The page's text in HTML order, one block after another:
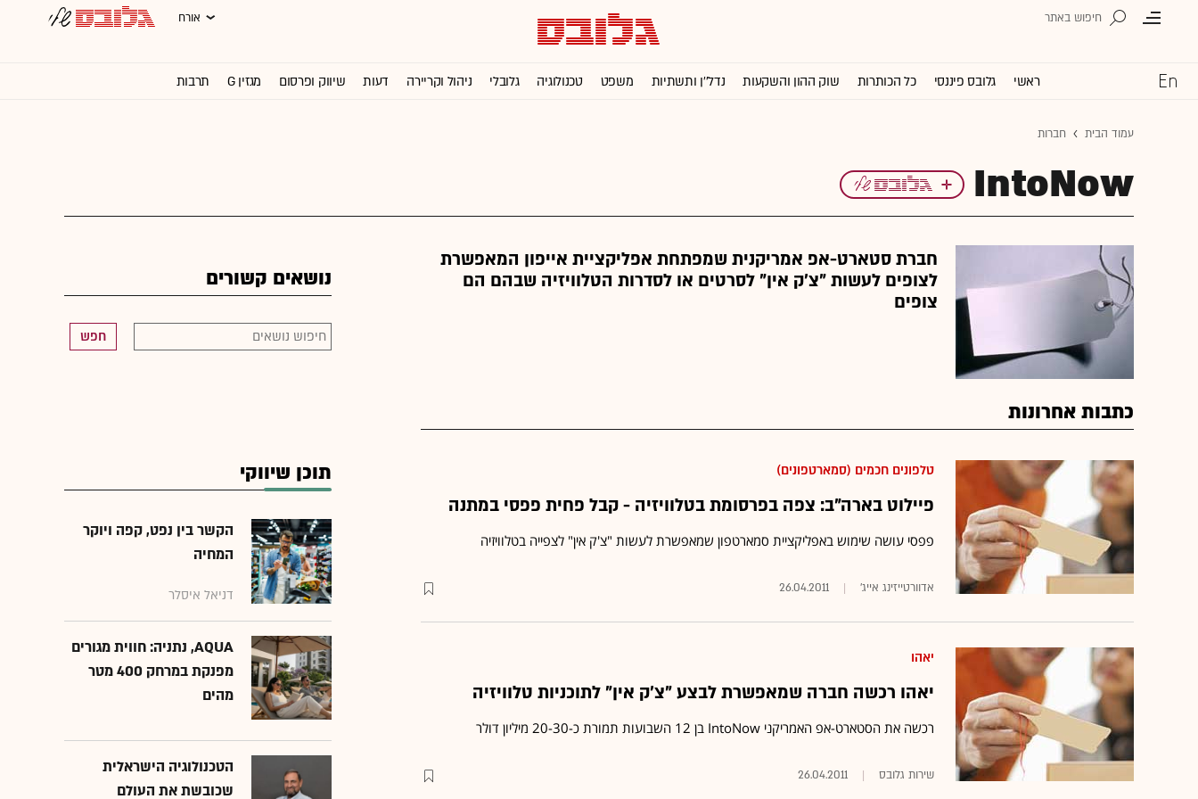
אורח
ראשי גלובס פיננסי כל הכותרות שוק ההון והשקעות נדל''ן ותשתיות משפט טכנולוגיה גלובלי ניהול וקריירה דעות שיווק ופרסום מגזין G תרבות
עמוד הבית חברות
IntoNow
חברת סטארט-אפ אמריקנית שמפתחת אפליקציית אייפון המאפשרת
לצופים לעשות "צ'ק אין" לסרטים או לסדרות הטלוויזיה שבהם הם
צופים
כתבות אחרונות
טלפונים חכמים (סמארטפונים)
פיילוט בארה"ב: צפה בפרסומת בטלוויזיה - קבל פחית פפסי במתנה
פפסי עושה שימוש באפליקציית סמארטפון שמאפשרת לעשות "צ'ק אין" לצפייה בטלוויזיה
אדוורטייזינג אייג' 26.04.2011
יאהו
יאהו רכשה חברה שמאפשרת לבצע "צ'ק אין" לתוכניות טלוויזיה
רכשה את הסטארט-אפ האמריקני IntoNow בן 12 השבועות תמורת כ-20-30 מיליון דולר
שירות גלובס‏ 26.04.2011
נושאים קשורים
חפש
תוכן שיווקי
הקשר בין נפט, קפה ויוקר
המחיה
דניאל איסלר
AQUA, נתניה: חווית מגורים
מפנקת במרחק 400 מטר
מהים
הטכנולוגיה הישראלית
שכובשת את העולם